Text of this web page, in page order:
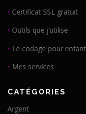
• Certificat SSL gratuit
• Outils que j’utilise
• Le codage pour enfant
• Mes services
CATÉGORIES
Argent